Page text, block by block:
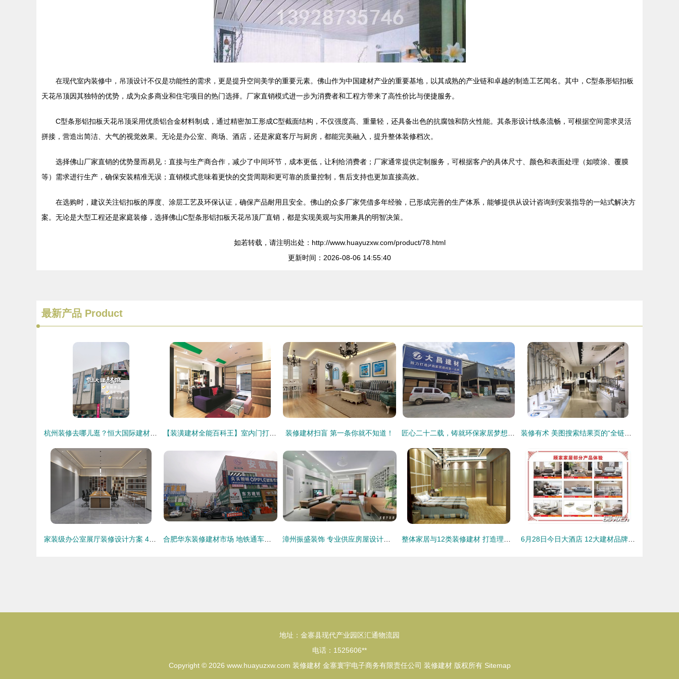
在现代室内装修中，吊顶设计不仅是功能性的需求，更是提升空间美学的重要元素。佛山作为中国建材产业的重要基地，以其成熟的产业链和卓越的制造工艺闻名。其中，C型条形铝扣板
天花吊顶因其独特的优势，成为众多商业和住宅项目的热门选择。厂家直销模式进一步为消费者和工程方带来了高性价比与便捷服务。
C型条形铝扣板天花吊顶采用优质铝合金材料制成，通过精密加工形成C型截面结构，不仅强度高、重量轻，还具备出色的抗腐蚀和防火性能。其条形设计线条流畅，可根据空间需求灵活
拼接，营造出简洁、大气的视觉效果。无论是办公室、商场、酒店，还是家庭客厅与厨房，都能完美融入，提升整体装修档次。
选择佛山厂家直销的优势显而易见：直接与生产商合作，减少了中间环节，成本更低，让利给消费者；厂家通常提供定制服务，可根据客户的具体尺寸、颜色和表面处理（如喷涂、覆膜
等）需求进行生产，确保安装精准无误；直销模式意味着更快的交货周期和更可靠的质量控制，售后支持也更加直接高效。
在选购时，建议关注铝扣板的厚度、涂层工艺及环保认证，确保产品耐用且安全。佛山的众多厂家凭借多年经验，已形成完善的生产体系，能够提供从设计咨询到安装指导的一站式解决方
案。无论是大型工程还是家庭装修，选择佛山C型条形铝扣板天花吊顶厂直销，都是实现美观与实用兼具的明智决策。
如若转载，请注明出处：http://www.huayuzxw.com/product/78.html
更新时间：2026-08-06 14:55:40
最新产品 Product
装修建材扫盲 第一条你就不知道！
地址：金寨县现代产业园区汇通物流园
电话：1525606**
Copyright © 2026 www.huayuzxw.com 装修建材 金寨寰宇电子商务有限责任公司 装修建材版权所有 Sitemap